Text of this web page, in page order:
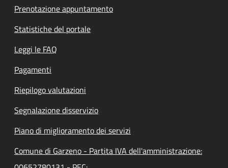
Prenotazione appuntamento
Statistiche del portale
Leggi le FAQ
Pagamenti
Riepilogo valutazioni
Segnalazione disservizio
Piano di miglioramento dei servizi
Comune di Garzeno - Partita IVA dell'amministrazione: